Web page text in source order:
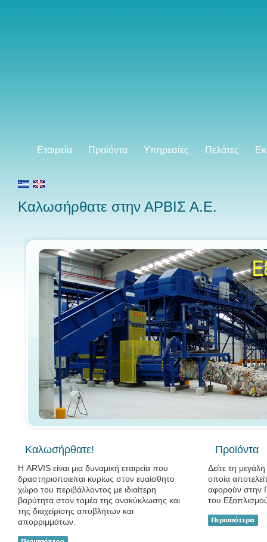
Εταιρεία Προϊόντα Υπηρεσίες Πελάτες
Καλωσήρθατε στην ΑΡΒΙΣ Α.Ε.
Καλωσήρθατε!
Η ARVIS είναι μια δυναμική εταιρεία που
δραστηριοποιείται κυρίως στον ευαίσθητο
χώρο του περιβάλλοντος με ιδιαίτερη
βαρύτητα στον τομέα της ανακύκλωσης και
της διαχείρισης αποβλήτων και
απορριμμάτων.
Προϊόντα
Δείτε τη
οποία
αφορούν στην
του